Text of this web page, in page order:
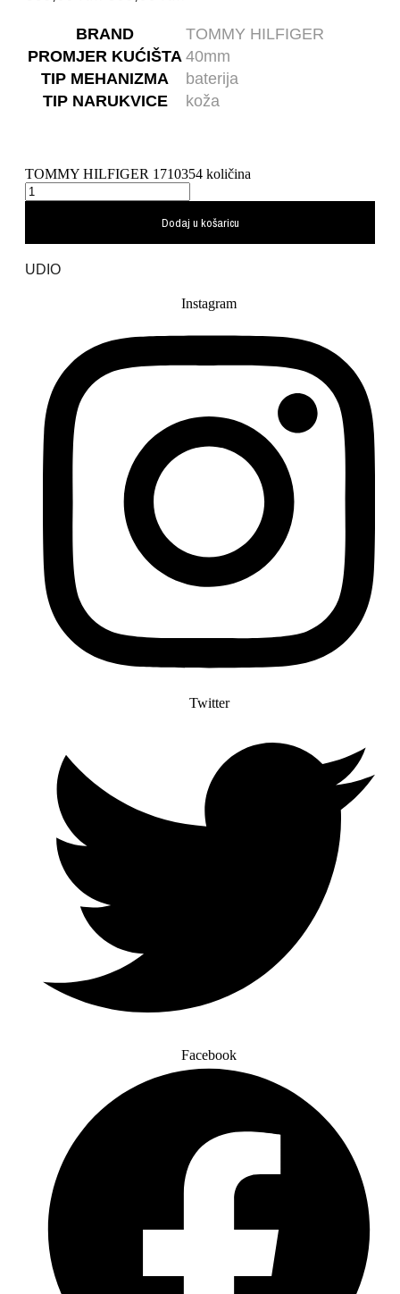
BRAND
TOMMY HILFIGER
PROMJER KUĆIŠTA 40mm
TIP MEHANIZMA
baterija
TIP NARUKVICE
koža
TOMMY HILFIGER 1710354 količina
Dodaj u košaricu
UDIO
Instagram
Twitter
Facebook